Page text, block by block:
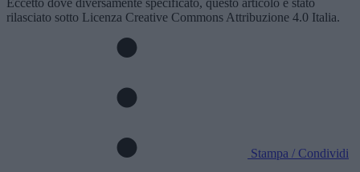
rilasciato sotto Licenza Creative Commons Attribuzione 4.0 Italia.
Stampa / Condividi